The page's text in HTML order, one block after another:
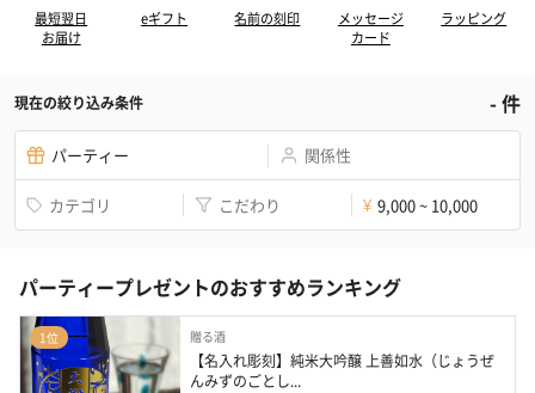
最短翌日
お届け
eギフト 名前の刻印
メッセージ
カード
ラッピング
現在の絞り込み条件 -件
パーティー 関係性
カテゴリ こだわり ¥ 9,000 ~ 10,000
パーティープレゼントのおすすめランキング
1位 贈る酒
【名入れ彫刻】純米大吟醸 上善如水（じょうぜ
んみずのごとし...